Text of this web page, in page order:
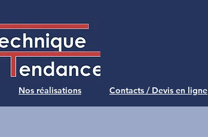
Nos réalisations Contacts / Devis en ligne